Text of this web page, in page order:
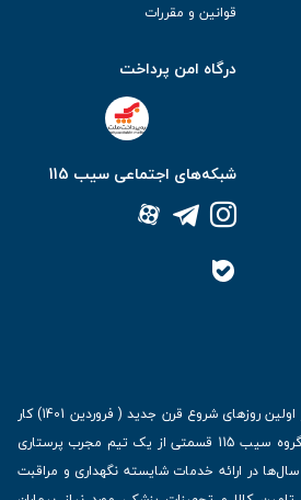
قوانین و مقررات
درگاه امن پرداخت
شبکه‌های اجتماعی سیب 115
فروشگاه اینترنتی سیب 115 در اولین روزهای شروع قرن جدید ( فروردین 1401) کار
خود را آغاز کرد. از آنجایی که گروه سیب 115 قسمتی از یک تیم مجرب پرستاری
در ارائه خدمات شایسته نگهداری و مراقبت